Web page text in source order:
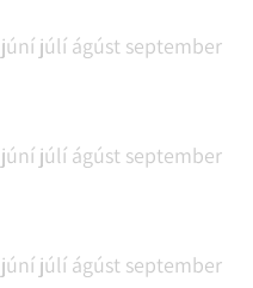
júní júlí ágúst september
júní júlí ágúst september
júní júlí ágúst september